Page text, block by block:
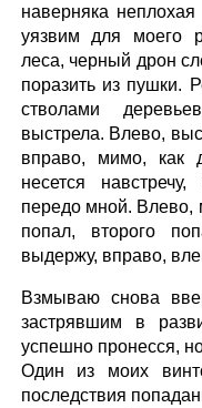
наверняка
уязвим для моего
леса, черный дрон
поразить из пушки.
стволами
выстрела. Влево,
вправо, мимо, как
несется
передо мной.
попал, второго
выдержу, вправо,
Взмываю снова
застрявшим в
успешно пронесся,
Один из моих
последствия